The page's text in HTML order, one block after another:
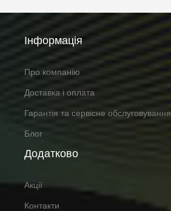
Інформація
Про компанію
Доставка і оплата
Гарантія та сервісне обслуговування
Блог
Додатково
Акції
Контакти